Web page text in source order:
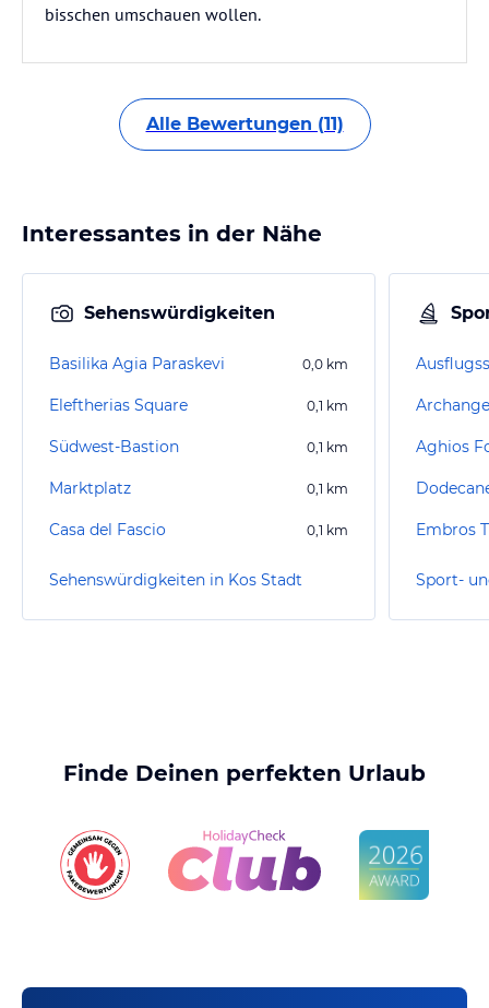
bisschen umschauen wollen.
Alle Bewertungen (11)
Interessantes in der Nähe
Sehenswürdigkeiten
Basilika Agia Paraskevi 0,0 km
Eleftherias Square 0,1 km
Südwest-Bastion 0,1 km
Marktplatz 0,1 km
Casa del Fascio 0,1 km
Sehenswürdigkeiten in Kos Stadt
Aghios
Embros
Finde Deinen perfekten Urlaub